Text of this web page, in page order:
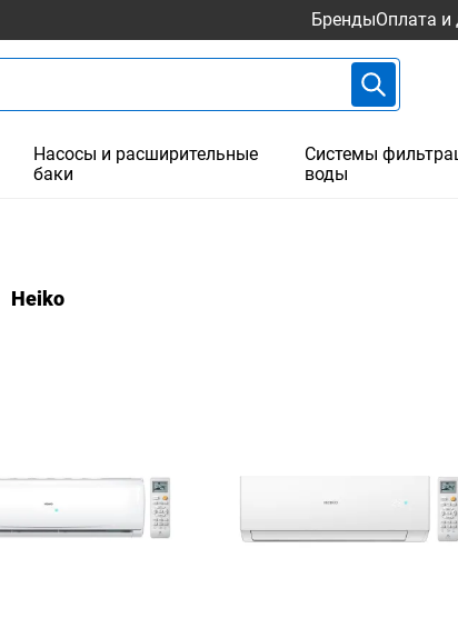
БрендыОплата и
Насосы и расширительные
баки
Системы
воды
Heiko